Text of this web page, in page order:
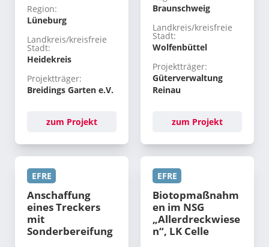
Region:
Lüneburg
Landkreis/kreisfreie
Stadt:
Heidekreis
Projektträger:
Breidings Garten e.V.
zum Projekt
Braunschweig
Landkreis/kreisfreie
Stadt:
Wolfenbüttel
Projektträger:
Güterverwaltung
Reinau
zum Projekt
EFRE
Anschaffung
eines Treckers
mit
Sonderbereifung
EFRE
Biotopmaßnahm
en im NSG
„Allerdreckwiese
n“, LK Celle